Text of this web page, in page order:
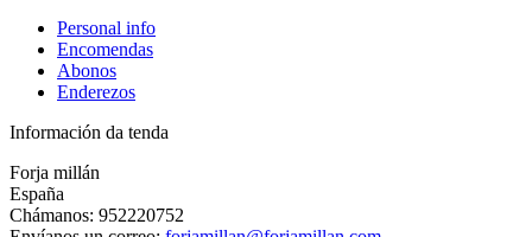
Personal info
Encomendas
Abonos
Enderezos
Información da tenda
Forja millán
España
Chámanos: 952220752